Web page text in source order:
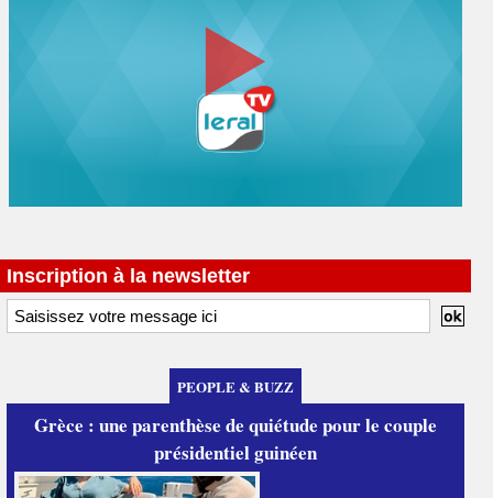
Inscription à la newsletter
PEOPLE & BUZZ
Grèce : une parenthèse de quiétude pour le couple
présidentiel guinéen